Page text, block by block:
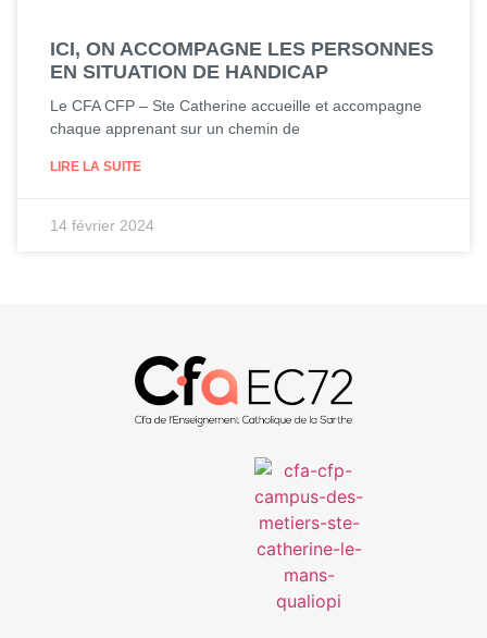
ICI, ON ACCOMPAGNE LES PERSONNES
EN SITUATION DE HANDICAP
Le CFA CFP – Ste Catherine accueille et accompagne
chaque apprenant sur un chemin de
LIRE LA SUITE
14 février 2024